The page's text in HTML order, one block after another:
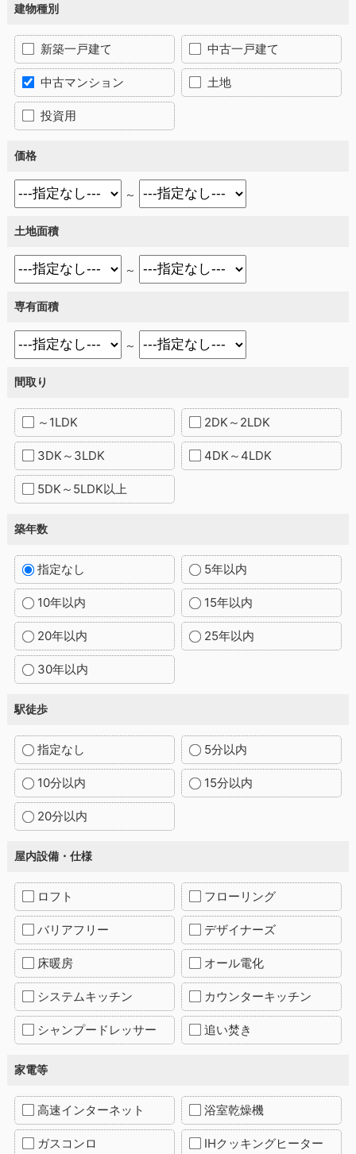
建物種別
新築一戸建て 中古一戸建て
中古マンション 土地
投資用
価格
～
土地面積
～
専有面積
～
間取り
～1LDK 2DK～2LDK
3DK～3LDK 4DK～4LDK
5DK～5LDK以上
築年数
指定なし 5年以内
10年以内 15年以内
20年以内 25年以内
30年以内
駅徒歩
指定なし 5分以内
10分以内 15分以内
20分以内
屋内設備・仕様
ロフト フローリング
バリアフリー デザイナーズ
床暖房 オール電化
システムキッチン カウンターキッチン
シャンプードレッサー 追い焚き
家電等
高速インターネット 浴室乾燥機
ガスコンロ IHクッキングヒーター